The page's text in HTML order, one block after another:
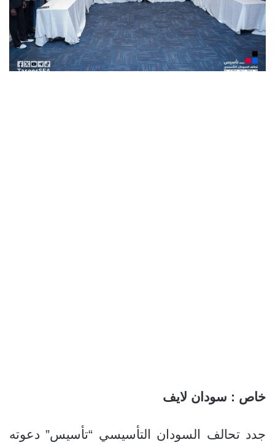
خاص : سودان لايف
جدد تحالف السودان التأسيسي “تأسيس” دعوته